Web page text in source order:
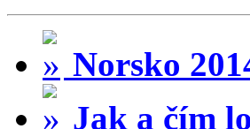
Norsko
Jak a čím